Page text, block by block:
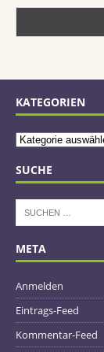
KATEGORIEN
SUCHE
META
Anmelden
Eintrags-Feed
Kommentar-Feed